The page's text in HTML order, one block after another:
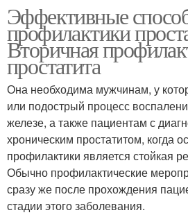
Эффективные
профилактики
Вторичная
простатита
Она необходима мужчинам, у
или подострый процесс
железе, а также пациентам с
хроническим простатитом, когда
профилактики является стойкая
Обычно профилактические
сразу же после прохождения
стадии этого заболевания.